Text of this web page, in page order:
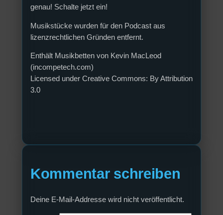
genau! Schalte jetzt ein!
Musikstücke wurden für den Podcast aus
lizenzrechtlichen Gründen entfernt.
Enthält Musikbetten von Kevin MacLeod
(incompetech.com)
Licensed under Creative Commons: By Attribution
3.0
Kommentar schreiben
Deine E-Mail-Addresse wird nicht veröffentlicht.